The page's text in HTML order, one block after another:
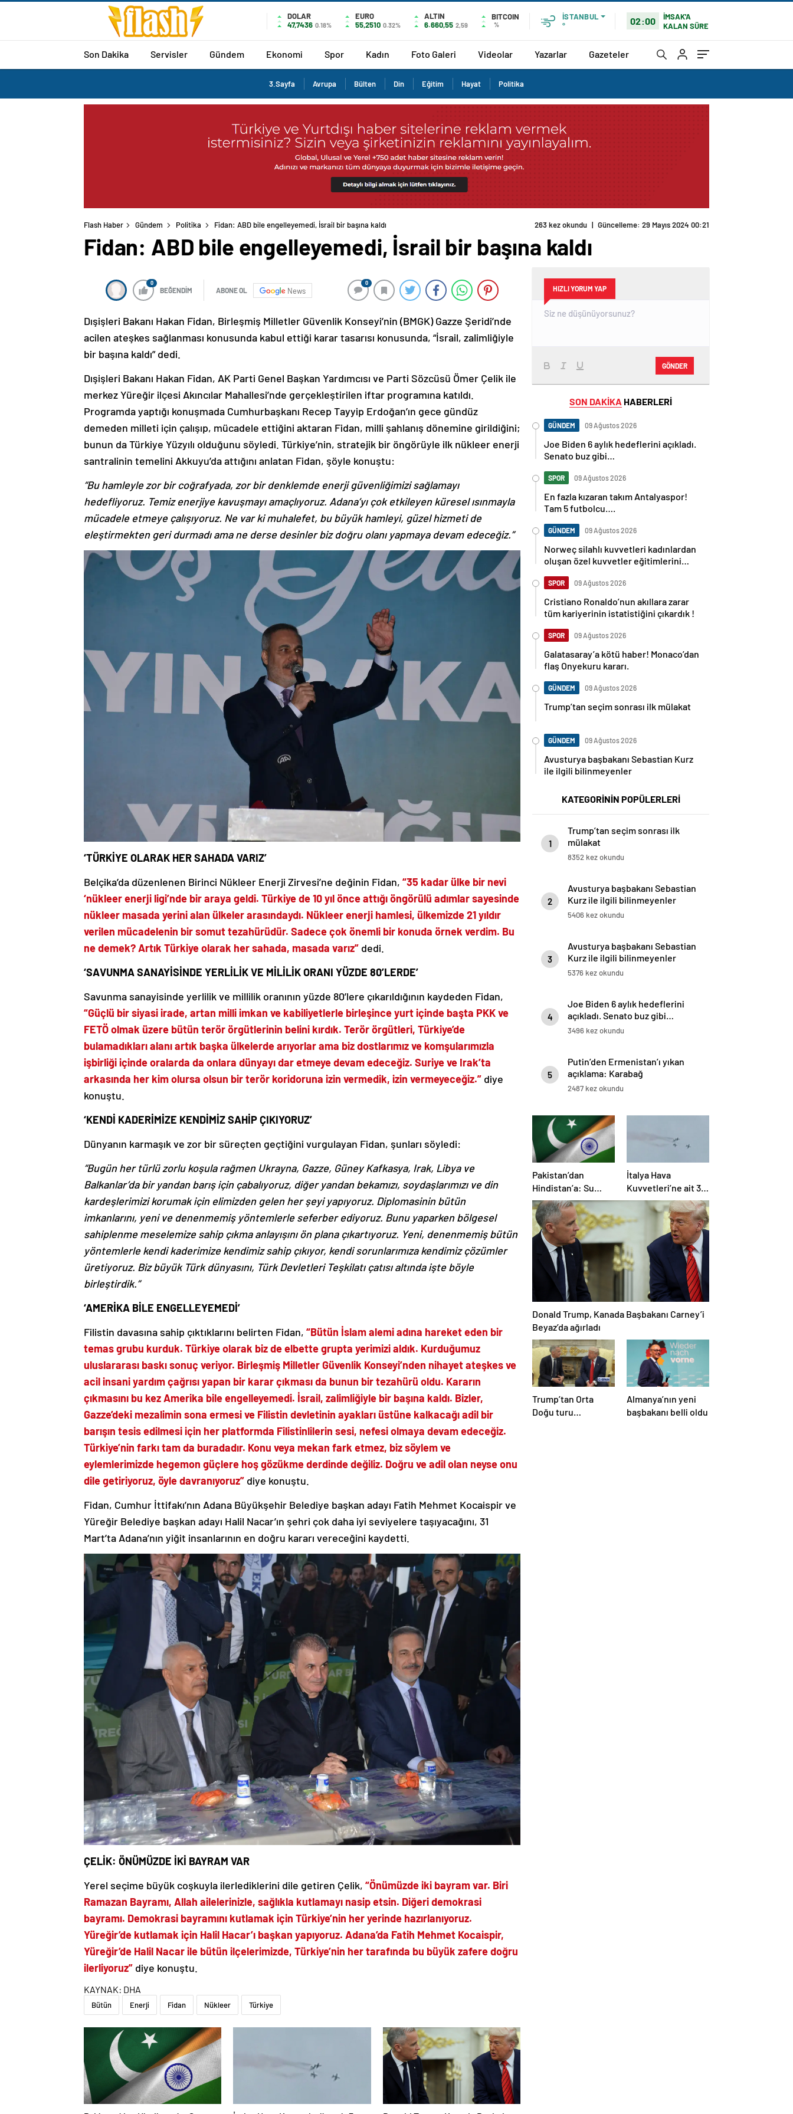
DOLAR
47,7436 0.18%
EURO
55,2510 0.32%
ALTIN
6.660,55 2,59
BITCOIN
%
İSTANBUL
°
02:00
İMSAK'A
KALAN SÜRE
Son Dakika Servisler Gündem Ekonomi Spor Kadın Foto Galeri Videolar Yazarlar Gazeteler
3.Sayfa Avrupa Bülten Din Eğitim Hayat Politika
Flash Haber Gündem Politika Fidan: ABD bile engelleyemedi, İsrail bir başına kaldı
Fidan: ABD bile engelleyemedi, İsrail bir başına kaldı
0
BEĞENDİM ABONE OL News
0
Dışişleri Bakanı Hakan Fidan, Birleşmiş Milletler Güvenlik Konseyi’nin (BMGK) Gazze Şeridi’nde
acilen ateşkes sağlanması konusunda kabul ettiği karar tasarısı konusunda, “İsrail, zalimliğiyle
bir başına kaldı” dedi.
Dışişleri Bakanı Hakan Fidan, AK Parti Genel Başkan Yardımcısı ve Parti Sözcüsü Ömer Çelik ile
merkez Yüreğir ilçesi Akıncılar Mahallesi’nde gerçekleştirilen iftar programına katıldı.
Programda yaptığı konuşmada Cumhurbaşkanı Recep Tayyip Erdoğan’ın gece gündüz
demeden milleti için çalışıp, mücadele ettiğini aktaran Fidan, milli şahlanış dönemine girildiğini;
bunun da Türkiye Yüzyılı olduğunu söyledi. Türkiye’nin, stratejik bir öngörüyle ilk nükleer enerji
santralinin temelini Akkuyu’da attığını anlatan Fidan, şöyle konuştu:
“Bu hamleyle zor bir coğrafyada, zor bir denklemde enerji güvenliğimizi sağlamayı
hedefliyoruz. Temiz enerjiye kavuşmayı amaçlıyoruz. Adana’yı çok etkileyen küresel ısınmayla
mücadele etmeye çalışıyoruz. Ne var ki muhalefet, bu büyük hamleyi, güzel hizmeti de
eleştirmekten geri durmadı ama ne derse desinler biz doğru olanı yapmaya devam edeceğiz.”
‘TÜRKİYE OLARAK HER SAHADA VARIZ’
Belçika’da düzenlenen Birinci Nükleer Enerji Zirvesi’ne değinin Fidan, “35 kadar ülke bir nevi
‘nükleer enerji ligi’nde bir araya geldi. Türkiye de 10 yıl önce attığı öngörülü adımlar sayesinde
nükleer masada yerini alan ülkeler arasındaydı. Nükleer enerji hamlesi, ülkemizde 21 yıldır
verilen mücadelenin bir somut tezahürüdür. Sadece çok önemli bir konuda örnek verdim. Bu
ne demek? Artık Türkiye olarak her sahada, masada varız” dedi.
‘SAVUNMA SANAYİSİNDE YERLİLİK VE MİLİLİK ORANI YÜZDE 80’LERDE’
Savunma sanayisinde yerlilik ve millilik oranının yüzde 80’lere çıkarıldığının kaydeden Fidan,
“Güçlü bir siyasi irade, artan milli imkan ve kabiliyetlerle birleşince yurt içinde başta PKK ve
FETÖ olmak üzere bütün terör örgütlerinin belini kırdık. Terör örgütleri, Türkiye’de
bulamadıkları alanı artık başka ülkelerde arıyorlar ama biz dostlarımız ve komşularımızla
işbirliği içinde oralarda da onlara dünyayı dar etmeye devam edeceğiz. Suriye ve Irak’ta
arkasında her kim olursa olsun bir terör koridoruna izin vermedik, izin vermeyeceğiz.” diye
konuştu.
‘KENDİ KADERİMİZE KENDİMİZ SAHİP ÇIKIYORUZ’
Dünyanın karmaşık ve zor bir süreçten geçtiğini vurgulayan Fidan, şunları söyledi:
“Bugün her türlü zorlu koşula rağmen Ukrayna, Gazze, Güney Kafkasya, Irak, Libya ve
Balkanlar’da bir yandan barış için çabalıyoruz, diğer yandan bekamızı, soydaşlarımızı ve din
kardeşlerimizi korumak için elimizden gelen her şeyi yapıyoruz. Diplomasinin bütün
imkanlarını, yeni ve denenmemiş yöntemlerle seferber ediyoruz. Bunu yaparken bölgesel
sahiplenme meselemize sahip çıkma anlayışını ön plana çıkartıyoruz. Yeni, denenmemiş bütün
yöntemlerle kendi kaderimize kendimiz sahip çıkıyor, kendi sorunlarımıza kendimiz çözümler
üretiyoruz. Biz büyük Türk dünyasını, Türk Devletleri Teşkilatı çatısı altında işte böyle
birleştirdik.”
‘AMERİKA BİLE ENGELLEYEMEDİ’
Filistin davasına sahip çıktıklarını belirten Fidan, “Bütün İslam alemi adına hareket eden bir
temas grubu kurduk. Türkiye olarak biz de elbette grupta yerimizi aldık. Kurduğumuz
uluslararası baskı sonuç veriyor. Birleşmiş Milletler Güvenlik Konseyi’nden nihayet ateşkes ve
acil insani yardım çağrısı yapan bir karar çıkması da bunun bir tezahürü oldu. Kararın
çıkmasını bu kez Amerika bile engelleyemedi. İsrail, zalimliğiyle bir başına kaldı. Bizler,
Gazze’deki mezalimin sona ermesi ve Filistin devletinin ayakları üstüne kalkacağı adil bir
barışın tesis edilmesi için her platformda Filistinlilerin sesi, nefesi olmaya devam edeceğiz.
Türkiye’nin farkı tam da buradadır. Konu veya mekan fark etmez, biz söylem ve
eylemlerimizde hegemon güçlere hoş gözükme derdinde değiliz. Doğru ve adil olan neyse onu
dile getiriyoruz, öyle davranıyoruz” diye konuştu.
Fidan, Cumhur İttifakı’nın Adana Büyükşehir Belediye başkan adayı Fatih Mehmet Kocaispir ve
Yüreğir Belediye başkan adayı Halil Nacar’ın şehri çok daha iyi seviyelere taşıyacağını, 31
Mart’ta Adana’nın yiğit insanlarının en doğru kararı vereceğini kaydetti.
ÇELİK: ÖNÜMÜZDE İKİ BAYRAM VAR
Yerel seçime büyük coşkuyla ilerlediklerini dile getiren Çelik, “Önümüzde iki bayram var. Biri
Ramazan Bayramı, Allah ailelerinizle, sağlıkla kutlamayı nasip etsin. Diğeri demokrasi
bayramı. Demokrasi bayramını kutlamak için Türkiye’nin her yerinde hazırlanıyoruz.
Yüreğir’de kutlamak için Halil Hacar’ı başkan yapıyoruz. Adana’da Fatih Mehmet Kocaispir,
Yüreğir’de Halil Nacar ile bütün ilçelerimizde, Türkiye’nin her tarafında bu büyük zafere doğru
ilerliyoruz” diye konuştu.
KAYNAK: DHA
Bütün Enerji Fidan Nükleer Türkiye
HIZLI YORUM YAP
GÖNDER
SON DAKİKA HABERLERİ
GÜNDEM 09 Ağustos 2026
Joe Biden 6 aylık hedeflerini açıkladı.
Senato buz gibi…
SPOR 09 Ağustos 2026
En fazla kızaran takım Antalyaspor!
Tam 5 futbolcu….
GÜNDEM 09 Ağustos 2026
Norweç silahlı kuvvetleri kadınlardan
oluşan özel kuvvetler eğitimlerini
SPOR 09 Ağustos 2026
Cristiano Ronaldo’nun akıllara zarar
tüm kariyerinin istatistiğini çıkardık !
SPOR 09 Ağustos 2026
Galatasaray’a kötü haber! Monaco’dan
flaş Onyekuru kararı.
GÜNDEM 09 Ağustos 2026
Trump’tan seçim sonrası ilk mülakat
GÜNDEM 09 Ağustos 2026
Avusturya başbakanı Sebastian Kurz
ile ilgili bilinmeyenler
KATEGORİNİN POPÜLERLERİ
1
Trump’tan seçim sonrası ilk
mülakat
8352 kez okundu
2
Avusturya başbakanı Sebastian
Kurz ile ilgili bilinmeyenler
5406 kez okundu
3
Avusturya başbakanı Sebastian
Kurz ile ilgili bilinmeyenler
5376 kez okundu
4
Joe Biden 6 aylık hedeflerini
açıkladı. Senato buz gibi…
3496 kez okundu
5
Putin’den Ermenistan’ı yıkan
açıklama: Karabağ
Azerbaycan’ın ayrılmaz bir
2487 kez okundu
Pakistan’dan
Hindistan’a: Su
bizim kırmızı
çizgimizdir
İtalya Hava
Kuvvetleri’ne ait 3
uçak eğitim
uçuşunda kaza
Donald Trump, Kanada Başbakanı Carney’i
Beyaz’da ağırladı
Trump’tan Orta
Doğu turu
Almanya’nın yeni
başbakanı belli oldu